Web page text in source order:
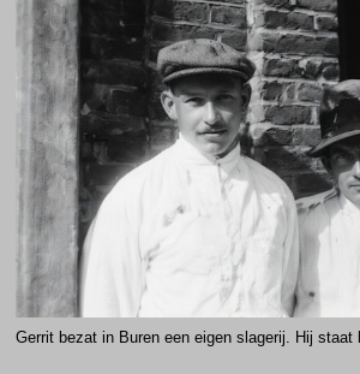
Gerrit bezat in Buren een eigen slagerij. Hij staat